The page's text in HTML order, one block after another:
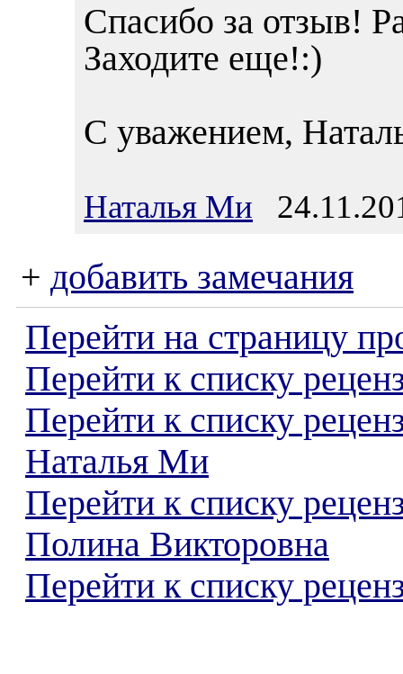
Спасибо за отзыв!
Заходите еще!:)
С уважением,
Наталья Ми
+ добавить замечания
Перейти на страницу
Перейти к списку
Перейти к списку
Наталья Ми
Перейти к списку
Полина Викторовна
Перейти к списку